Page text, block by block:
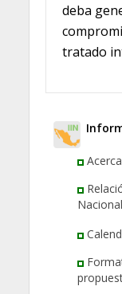
deba
tratado
Nacional